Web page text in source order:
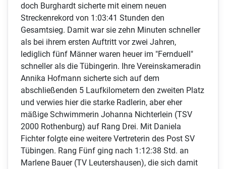
doch Burghardt sicherte mit einem neuen
Streckenrekord von 1:03:41 Stunden den
Gesamtsieg. Damit war sie zehn Minuten schneller
als bei ihrem ersten Auftritt vor zwei Jahren,
lediglich fünf Männer waren heuer im "Fernduell"
schneller als die Tübingerin. Ihre Vereinskameradin
Annika Hofmann sicherte sich auf dem
abschließenden 5 Laufkilometern den zweiten Platz
und verwies hier die starke Radlerin, aber eher
mäßige Schwimmerin Johanna Nichterlein (TSV
2000 Rothenburg) auf Rang Drei. Mit Daniela
Fichter folgte eine weitere Vertreterin des Post SV
Tübingen. Rang Fünf ging nach 1:12:38 Std. an
Marlene Bauer (TV Leutershausen), die sich damit